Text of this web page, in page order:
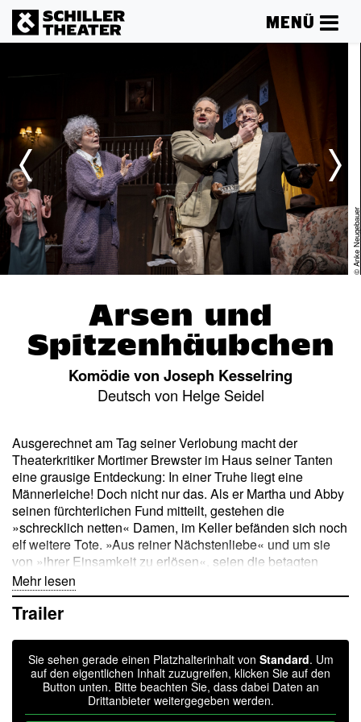
MENÜ
© Anke Neugebauer
Arsen und
Spitzenhäubchen
Komödie von Joseph Kesselring
Deutsch von Helge Seidel
Ausgerechnet am Tag seiner Verlobung macht der
Theaterkritiker Mortimer Brewster im Haus seiner Tanten
eine grausige Entdeckung: In einer Truhe liegt eine
Männerleiche! Doch nicht nur das. Als er Martha und Abby
seinen fürchterlichen Fund mitteilt, gestehen die
»schrecklich netten« Damen, im Keller befänden sich noch
elf weitere Tote. »Aus reiner Nächstenliebe« und um sie
von »ihrer Einsamkeit zu erlösen«, seien die betagten
Junggesellen ins Jenseits befördert und ordnungsgemäß
begraben worden. Mortimer gerät in Panik und kann um
Haaresbreite einen weiteren Mord verhindern. Von nun an
unbescholten davonkommen. Gar nicht so einfach, wenn
die Polizei im Haus ein und aus geht und der Pfarrer –
Mortimers künftiger Schwiegervater – im Nachbarhaus vis
à vis wohnt. Als wäre das nicht schon genug, taucht
plötzlich sein verschollen geglaubter Bruder Jonathan auf.
Mehr lesen
Trailer
Sie sehen gerade einen Platzhalterinhalt von Standard. Um
auf den eigentlichen Inhalt zuzugreifen, klicken Sie auf den
Button unten. Bitte beachten Sie, dass dabei Daten an
Drittanbieter weitergegeben werden.